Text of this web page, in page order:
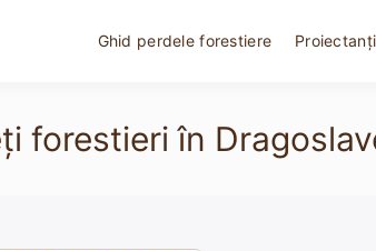
Ghid perdele forestiere Proiectanți
forestieri în